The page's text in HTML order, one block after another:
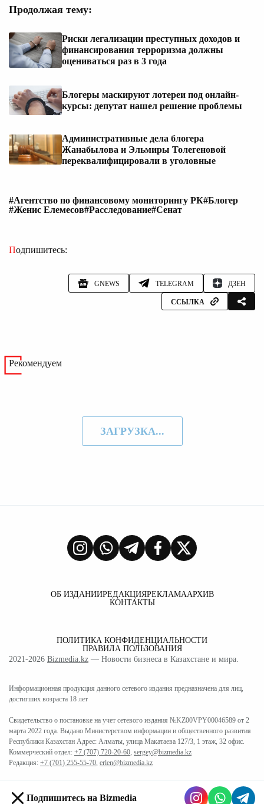
Продолжая тему:
Риски легализации преступных доходов и
финансирования терроризма должны
оцениваться раз в 3 года
Блогеры маскируют лотереи под онлайн-
курсы: депутат нашел решение проблемы
Административные дела блогера
Жанабылова и Эльмиры Толегеновой
переквалифицировали в уголовные
#Агентство по финансовому мониторингу РК#Блогер
#Женис Елемесов#Расследование#Сенат
Подпишитесь:
GNEWS TELEGRAM ДЗЕН
ССЫЛКА
Рекомендуем
ЗАГРУЗКА...
ОБ ИЗДАНИИРЕДАКЦИЯРЕКЛАМААРХИВ
КОНТАКТЫ
ПОЛИТИКА КОНФИДЕНЦИАЛЬНОСТИ
ПРАВИЛА ПОЛЬЗОВАНИЯ
2021-2026 Bizmedia.kz — Новости бизнеса в Казахстане и мира.
Информационная продукция данного сетевого издания предназначена для лиц,
достигших возраста 18 лет
Свидетельство о постановке на учет сетевого издания №KZ00VPY00046589 от 2
марта 2022 года. Выдано Министерством информации и общественного развития
Республики Казахстан Адрес: Алматы, улица Макатаева 127/3, 1 этаж, 32 офис.
Коммерческий отдел: +7 (707) 720-20-60, sergey@bizmedia.kz
Редакция: +7 (701) 255-55-70, erlen@bizmedia.kz
Подпишитесь на Bizmedia